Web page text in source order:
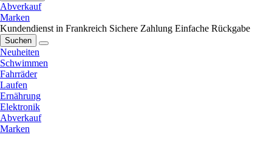
Abverkauf
Marken
Kundendienst in Frankreich Sichere Zahlung Einfache Rückgabe
Suchen
Neuheiten
Schwimmen
Fahrräder
Laufen
Ernährung
Elektronik
Abverkauf
Marken